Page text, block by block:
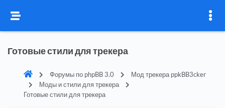
Готовые стили для трекера
Форумы по phpBB 3.0
Мод трекера ppkBB3cker
Моды и стили для трекера
Готовые стили для трекера